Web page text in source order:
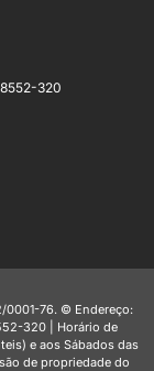
320
0001-76. © Endereço:
320 | Horário de
e aos Sábados das
de propriedade do